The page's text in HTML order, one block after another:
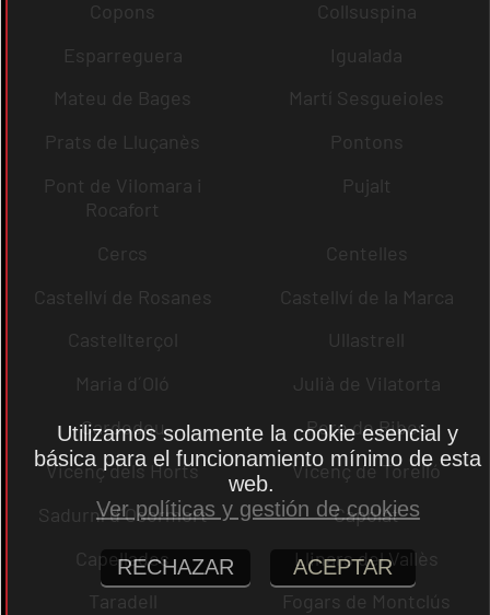
Copons
Collsuspina
Esparreguera
Igualada
Mateu de Bages
Martí Sesgueioles
Prats de Lluçanès
Pontons
Pont de Vilomara i
Rocafort
Pujalt
Cercs
Centelles
Castellví de Rosanes
Castellví de la Marca
Castellterçol
Ullastrell
Maria d´Oló
Julià de Vilatorta
Cardedeu
Pere de Ribes
Vicenç dels Horts
Vicenç de Torelló
Sadurní d´Osormort
Capolat
Capellades
Llinars del Vallès
Taradell
Fogars de Montclús
Utilizamos solamente la cookie esencial y
básica para el funcionamiento mínimo de esta
web.
Ver políticas y gestión de cookies
RECHAZAR ACEPTAR